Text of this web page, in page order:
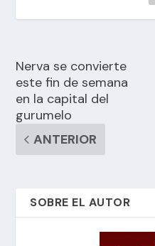
Nerva se convierte
este fin de semana
en la capital del
gurumelo
ANTERIOR
SOBRE EL AUTOR